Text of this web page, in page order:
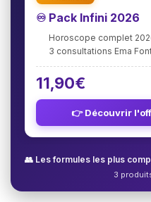
♾️ Pack Infini 2026
Horoscope complet
3 consultations Ema
11,90€
👉 Découvrir
👥 Les formules les plus
3